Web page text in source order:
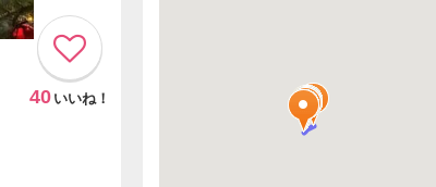
40 いいね！